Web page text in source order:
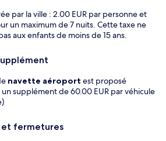
par la ville : 2.00 EUR par personne et
un maximum de 7 nuits. Cette taxe ne
aux enfants de moins de 15 ans.
navette aéroport est proposé
supplément de 60.00 EUR par véhicule
et fermetures